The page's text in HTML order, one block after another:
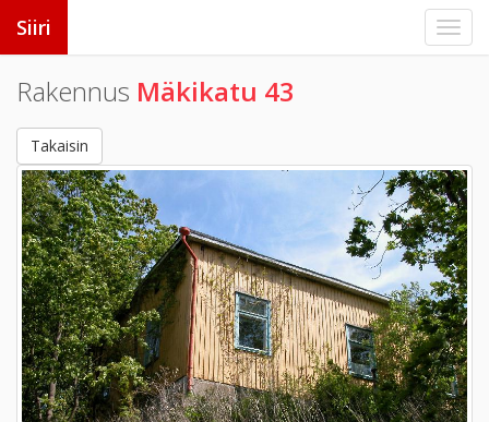
Siiri
Rakennus Mäkikatu 43
Takaisin